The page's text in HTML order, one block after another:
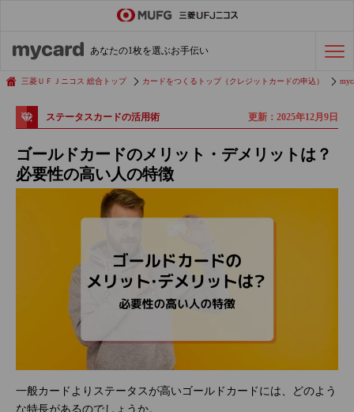
あなたの1枚を選ぶお手伝い
会社経費の支払い 効率化術
三菱ＵＦＪニコス 総合トップ カードをつくるトップ（クレジットカードの申込）
ステータスカードの活用術 更新：2025年12月9日
ゴールドカードのメリット・デメリットは？
必要性の高い人の特徴
一般カードよりステータスが高いゴールドカードには、どのよう
な特長があるのでしょうか。